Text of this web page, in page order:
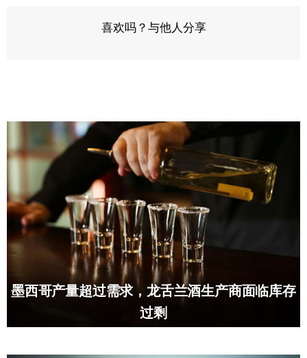
喜欢吗？与他人分享
墨西哥产量超过需求，龙舌兰酒生产商面临库存
过剩